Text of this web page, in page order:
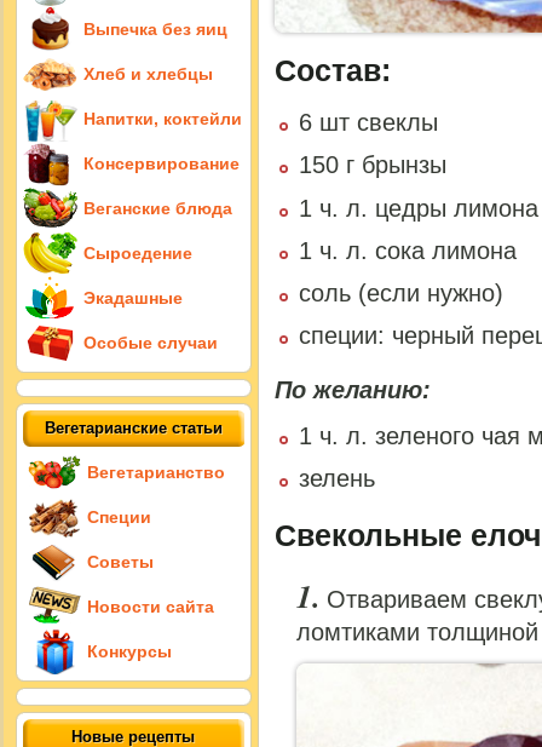
Состав:
6 шт свеклы
150 г брынзы
1 ч. л. цедры лимона
1 ч. л. сока лимона
соль (если нужно)
специи: черный
По желанию:
1 ч. л. зеленого чая
зелень
Свекольные
Отвариваем
ломтиками
Выпечка без яиц
Хлеб и хлебцы
Напитки, коктейли
Консервирование
Веганские блюда
Сыроедение
Экадашные
Особые случаи
Вегетарианские статьи
Вегетарианство
Специи
Советы
Новости сайта
Конкурсы
Новые рецепты